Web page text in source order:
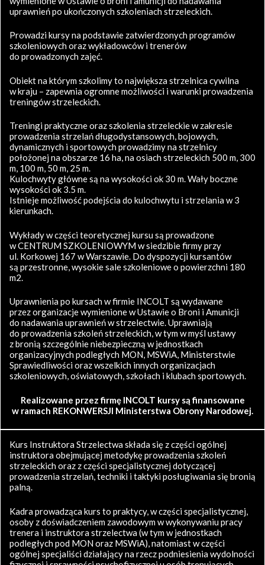
uprawnień po ukończonych szkoleniach strzeleckich.
Prowadzi kursy na podstawie zatwierdzonych programów
szkoleniowych oraz wykładowców i trenerów
do prowadzonych zajęć.
Obiekt na którym szkolimy to największa strzelnica cywilna
w kraju – zapewnia ogromne możliwości i warunki prowadzenia
treningów strzeleckich.
Treningi praktyczne oraz szkolenia strzeleckie w zakresie
prowadzenia strzelań długodystansowych, bojowych,
dynamicznych i sportowych prowadzimy na strzelnicy
położonej na obszarze 16 ha, na osiach strzeleckich 500 m, 300
m, 100 m, 50 m, 25 m.
Kulochwyty główne są na wysokości ok 30 m. Wały boczne
wysokości ok 3.5 m.
Istnieje możliwość podejścia do kulochwytu i strzelania w 3
kierunkach.
Wykłady w części teoretycznej kursu są prowadzone
w CENTRUM SZKOLENIOWYM w siedzibie firmy przy
ul. Korkowej 167 w Warszawie. Do dyspozycji kursantów
są przestronne, wysokie sale szkoleniowe o powierzchni 180
m2.
Uprawnienia po kursach w firmie INCOLT są wydawane
przez organizacje wymienione w Ustawie o Broni i Amunicji
do nadawania uprawnień w strzelectwie. Uprawniają
do prowadzenia szkoleń strzeleckich, w tym w myśl ustawy
z bronią szczególnie niebezpieczną w jednostkach
organizacyjnych podległych MON, MSWiA, Ministerstwie
Sprawiedliwości oraz wszelkich innych organizacjach
szkoleniowych, oświatowych, szkołach i klubach sportowych.
Realizowane przez firmę INCOLT kursy są finansowane
w ramach REKONWERSJI Ministerstwa Obrony Narodowej.
Kurs Instruktora Strzelectwa składa się z części ogólnej
instruktora obejmującej metodykę prowadzenia szkoleń
strzeleckich oraz z części specjalistycznej dotyczącej
prowadzenia strzelań, techniki i taktyki posługiwania się bronią
palną.
Kadra prowadząca kurs to praktycy, w części specjalistycznej,
osoby z doświadczeniem zawodowym w wykonywaniu pracy
trenera i instruktora strzelectwa (w tym w jednostkach
podległych pod MON oraz MSWiA), natomiast w części
ogólnej specjaliści działający na rzecz podniesienia wydolności